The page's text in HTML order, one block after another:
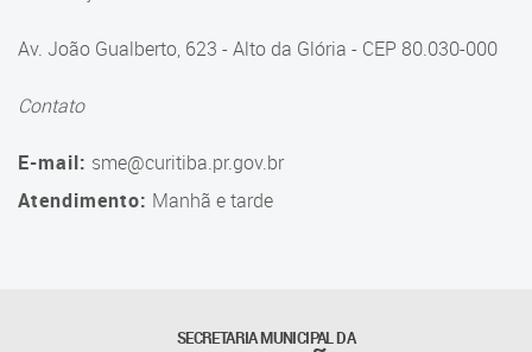
Gerência de Transporte para
a Educação Especial - SITES
Tecnologia
Av. João Gualberto, 623 - Alto da Glória - CEP 80.030-000
Contato
E-mail: sme@curitiba.pr.gov.br
Atendimento: Manhã e tarde
SECRETARIA MUNICIPAL DA